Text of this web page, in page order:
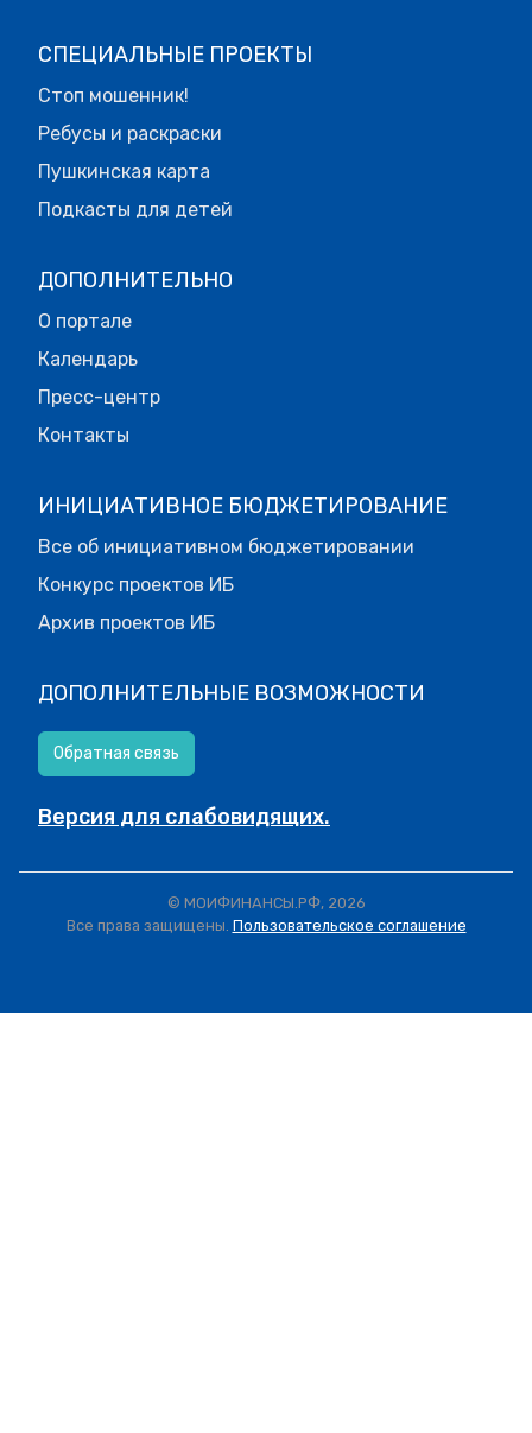
СПЕЦИАЛЬНЫЕ ПРОЕКТЫ
Стоп мошенник!
Ребусы и раскраски
Пушкинская карта
Подкасты для детей
ДОПОЛНИТЕЛЬНО
О портале
Календарь
Пресс-центр
Контакты
ИНИЦИАТИВНОЕ БЮДЖЕТИРОВАНИЕ
Все об инициативном бюджетировании
Конкурс проектов ИБ
Архив проектов ИБ
ДОПОЛНИТЕЛЬНЫЕ ВОЗМОЖНОСТИ
Обратная связь
Версия для слабовидящих.
© МОИФИНАНСЫ.РФ, 2026
Все права защищены. Пользовательское соглашение